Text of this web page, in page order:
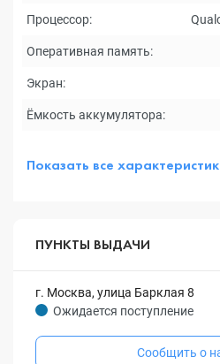
Процессор:
Оперативная память:
Экран:
Ёмкость аккумулятора:
Показать все
ПУНКТЫ ВЫДАЧИ
г. Москва, улица Барклая 8
Ожидается поступление
Сообщить о